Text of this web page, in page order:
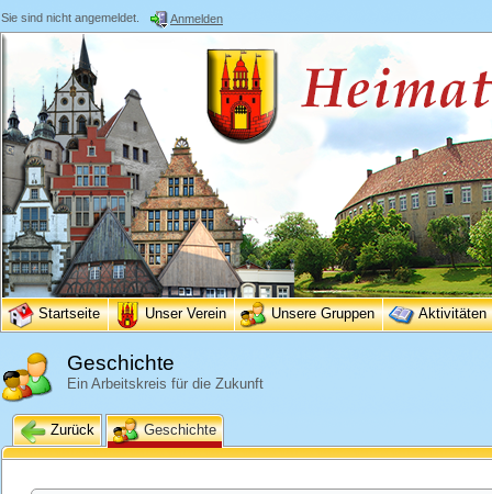
Sie sind nicht angemeldet. Anmelden
Startseite Unser Verein Unsere Gruppen Aktivitäten
Geschichte
Ein Arbeitskreis für die Zukunft
Zurück Geschichte